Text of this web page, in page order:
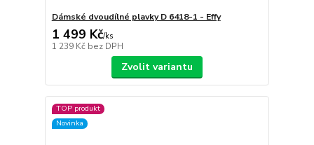
Dámské dvoudílné plavky D 6418-1 - Effy
1 499 Kč/ks
1 239 Kč bez DPH
Zvolit variantu
TOP produkt
Novinka